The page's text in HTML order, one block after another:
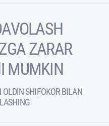
ZARAR
MUMKIN
OLDIN SHIFOKOR BILAN